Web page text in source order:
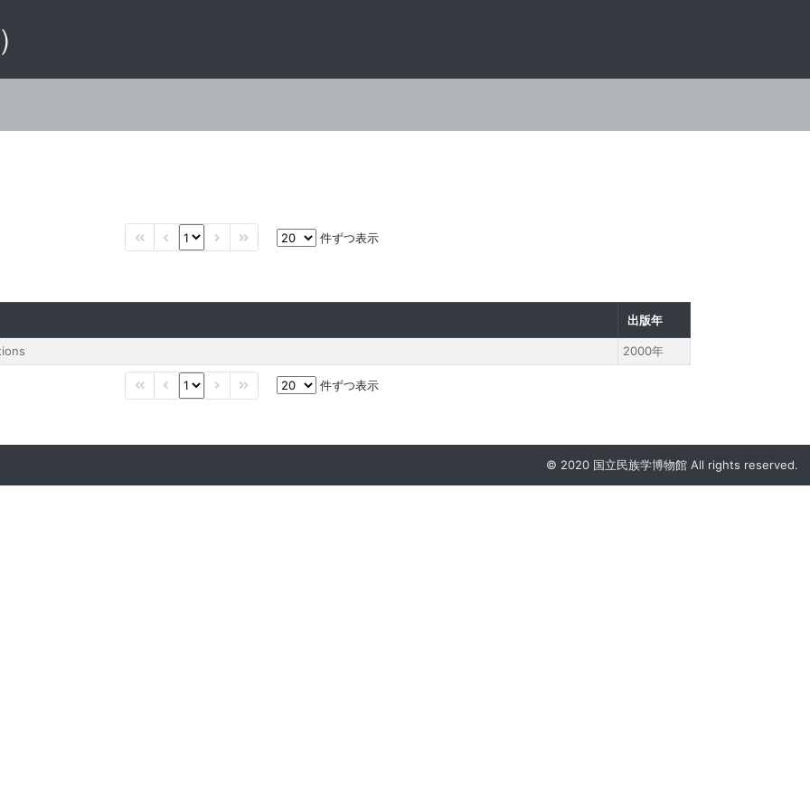
件ずつ表示
出版年
2000年
件ずつ表示
© 2020 国立民族学博物館 All rights reserved.